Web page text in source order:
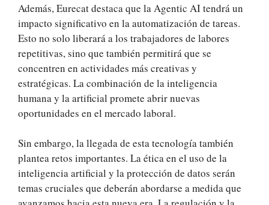
Además, Eurecat destaca que la Agentic AI tendrá un
impacto significativo en la automatización de tareas.
Esto no solo liberará a los trabajadores de labores
repetitivas, sino que también permitirá que se
concentren en actividades más creativas y
estratégicas. La combinación de la inteligencia
humana y la artificial promete abrir nuevas
oportunidades en el mercado laboral.
Sin embargo, la llegada de esta tecnología también
plantea retos importantes. La ética en el uso de la
inteligencia artificial y la protección de datos serán
temas cruciales que deberán abordarse a medida que